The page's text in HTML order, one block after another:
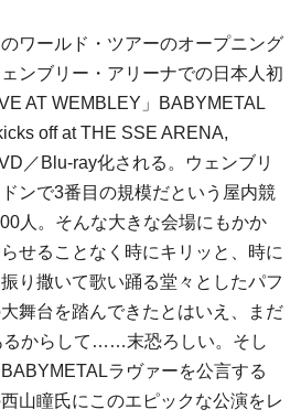
ワールド・ツアーのオープニング
ンブリー・アリーナでの日本人初
AT WEMBLEY」BABYMETAL
off at THE SSE ARENA,
／Blu-ray化される。ウェンブリ
ンで3番目の規模だという屋内競
人。そんな大きな会場にもかか
せることなく時にキリッと、時に
り撒いて歌い踊る堂々としたパフ
舞台を踏んできたとはいえ、まだ
るからして……末恐ろしい。そし
ラヴァーを公言する
山瞳氏にこのエピックな公演をレ